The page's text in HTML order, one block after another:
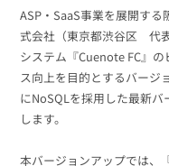
kintone（キントーン）メー
SMS配信サービス
コストを抑える
遅延なく確実・高
セミナー
ブログ・各種資料
資料
ASP・SaaS事業を展開す
式会社（東京都渋谷区 代
システム『Cuenote FC』
ス向上を目的とするバージ
にNoSQLを採用した最新
します。
本バージョンアップでは、